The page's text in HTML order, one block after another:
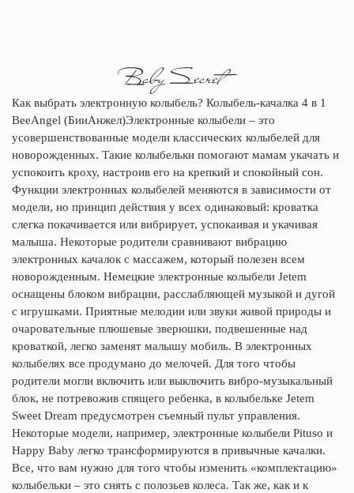
Как выбрать электронную колыбель? Колыбель-качалка 4 в 1
BeeAngel (БииАнжел)Электронные колыбели – это
усовершенствованные модели классических колыбелей для
новорожденных. Такие колыбельки помогают мамам укачать и
успокоить кроху, настроив его на крепкий и спокойный сон.
Функции электронных колыбелей меняются в зависимости от
модели, но принцип действия у всех одинаковый: кроватка
слегка покачивается или вибрирует, успокаивая и укачивая
малыша. Некоторые родители сравнивают вибрацию
электронных качалок с массажем, который полезен всем
новорожденным. Немецкие электронные колыбели Jetem
оснащены блоком вибрации, расслабляющей музыкой и дугой
с игрушками. Приятные мелодии или звуки живой природы и
очаровательные плюшевые зверюшки, подвешенные над
кроваткой, легко заменят малышу мобиль. В электронных
колыбелях все продумано до мелочей. Для того чтобы
родители могли включить или выключить вибро-музыкальный
блок, не потревожив спящего ребенка, в колыбельке Jetem
Sweet Dream предусмотрен съемный пульт управления.
Некоторые модели, например, электронные колыбели Pituso и
Happy Baby легко трансформируются в привычные качалки.
Все, что вам нужно для того чтобы изменить «комплектацию»
колыбельки – это снять с полозьев колеса. Так же, как и к